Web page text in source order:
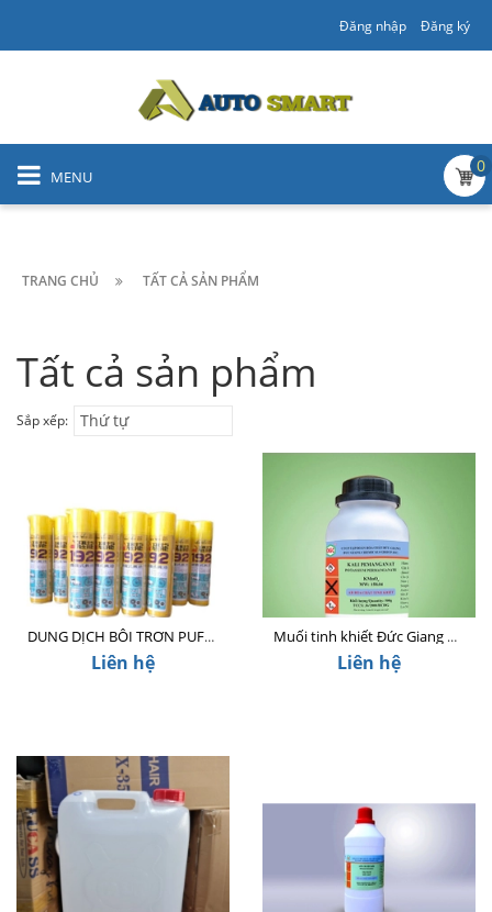
Đăng nhập Đăng ký
MENU
0
TRANG CHỦ TẤT CẢ SẢN PHẨM
Tất cả sản phẩm
Sắp xếp: Thứ tự
DUNG DỊCH BÔI TRƠN PUFF DINO 192 420ml (Mỡ bò nước)
Liên hệ
Muối tinh khiết Đức Giang NaCl - 500g
Liên hệ